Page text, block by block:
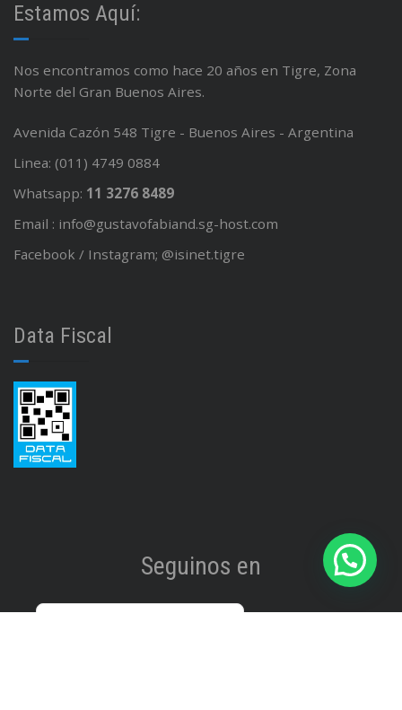
Estamos Aquí:
Nos encontramos como hace 20 años en Tigre, Zona
Norte del Gran Buenos Aires.
Avenida Cazón 548 Tigre - Buenos Aires - Argentina
Linea: (011) 4749 0884
Whatsapp: 11 3276 8489
Email : info@gustavofabiand.sg-host.com
Facebook / Instagram; @isinet.tigre
Data Fiscal
Seguinos en